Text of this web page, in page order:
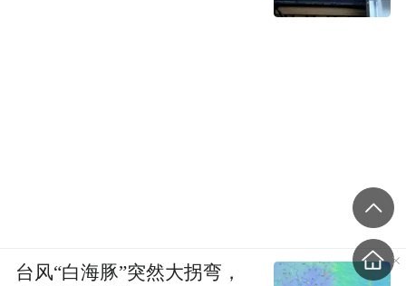
台风“白海豚”突然大拐弯，